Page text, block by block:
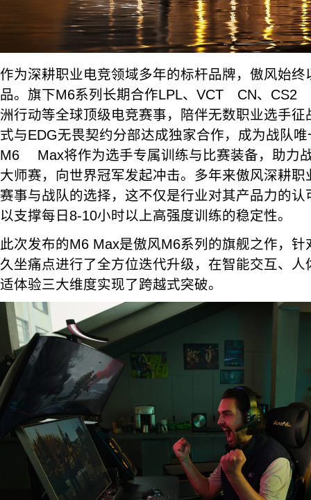
作为深耕职业电竞领域多年的标杆品牌，傲风始
品。旗下M6系列长期合作LPL、VCT CN、CS2
洲行动等全球顶级电竞赛事，陪伴无数职业选手
式与EDG无畏契约分部达成独家合作，成为战队
M6 Max将作为选手专属训练与比赛装备，助力
大师赛，向世界冠军发起冲击。多年来傲风深耕
赛事与战队的选择，这不仅是行业对其产品力的
以支撑每日8-10小时以上高强度训练的稳定性。
此次发布的M6 Max是傲风M6系列的旗舰之作，
久坐痛点进行了全方位迭代升级，在智能交互、
适体验三大维度实现了跨越式突破。